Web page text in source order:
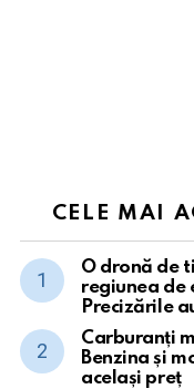
CELE MAI
O dronă de
regiunea de
Precizările
Carburanți
Benzina și
același preț